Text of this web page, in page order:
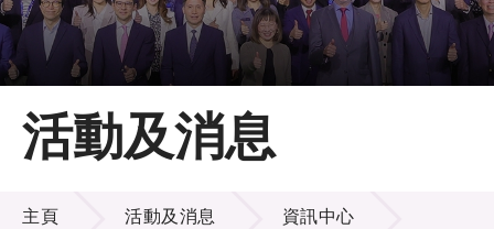
主頁
關於LSCM
技術商品化
活動及消息
活動及消息
主頁 活動及消息 資訊中心